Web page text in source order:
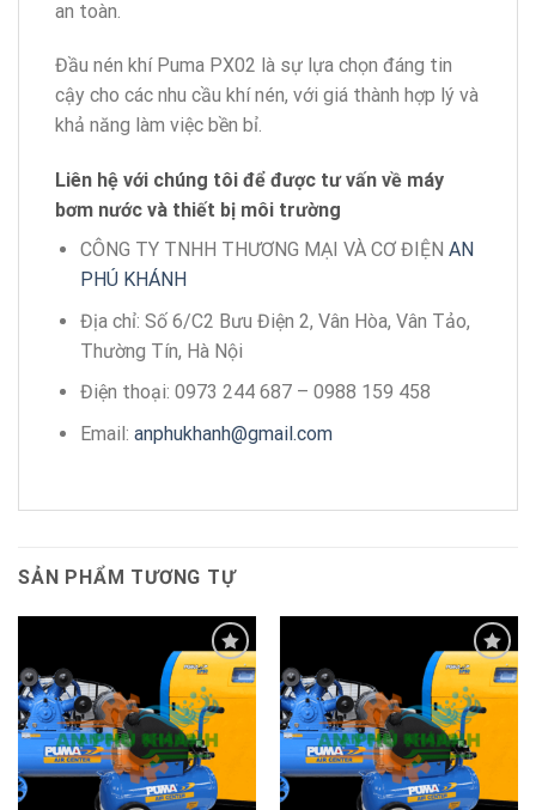
an toàn.
Đầu nén khí Puma PX02 là sự lựa chọn đáng tin
cậy cho các nhu cầu khí nén, với giá thành hợp lý và
khả năng làm việc bền bỉ.
Liên hệ với chúng tôi để được tư vấn về máy
bơm nước và thiết bị môi trường
CÔNG TY TNHH THƯƠNG MẠI VÀ CƠ ĐIỆN AN
PHÚ KHÁNH
Địa chỉ: Số 6/C2 Bưu Điện 2, Vân Hòa, Vân Tảo,
Thường Tín, Hà Nội
Điện thoại: 0973 244 687 – 0988 159 458
Email: anphukhanh@gmail.com
SẢN PHẨM TƯƠNG TỰ
Add to
wishlist
Add to
wishlist